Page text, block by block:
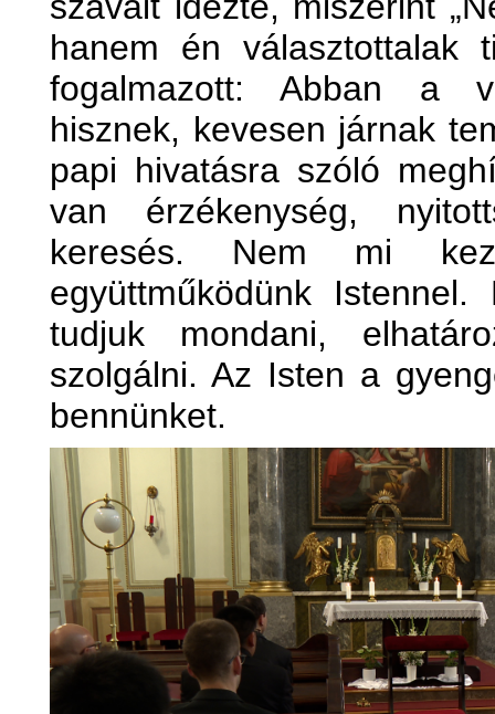
hanem én választottalak
fogalmazott: Abban a
hisznek, kevesen járnak
papi hivatásra szóló
van érzékenység,
keresés. Nem mi
együttműködünk
tudjuk mondani,
szolgálni. Az Isten a
bennünket.